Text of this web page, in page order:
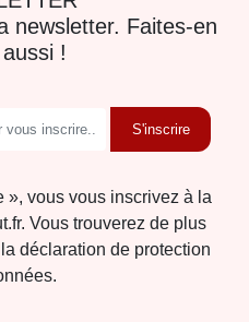
newsletter. Faites-en
!
S'inscrire
», vous vous inscrivez à la
Vous trouverez de plus
déclaration de protection